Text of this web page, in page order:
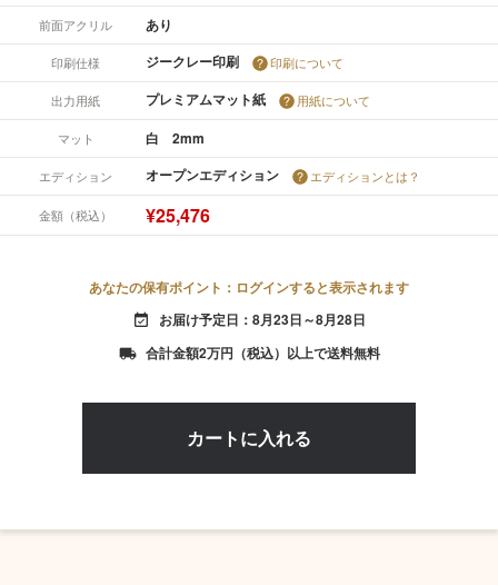
前面アクリル あり
印刷仕様 ジークレー印刷 印刷について
出力用紙 プレミアムマット紙 用紙について
マット 白 2mm
エディション オープンエディション エディションとは？
金額（税込） ¥25,476
あなたの保有ポイント：ログインすると表示されます
event_available お届け予定日：8月23日～8月28日
local_shipping 合計金額2万円（税込）以上で送料無料